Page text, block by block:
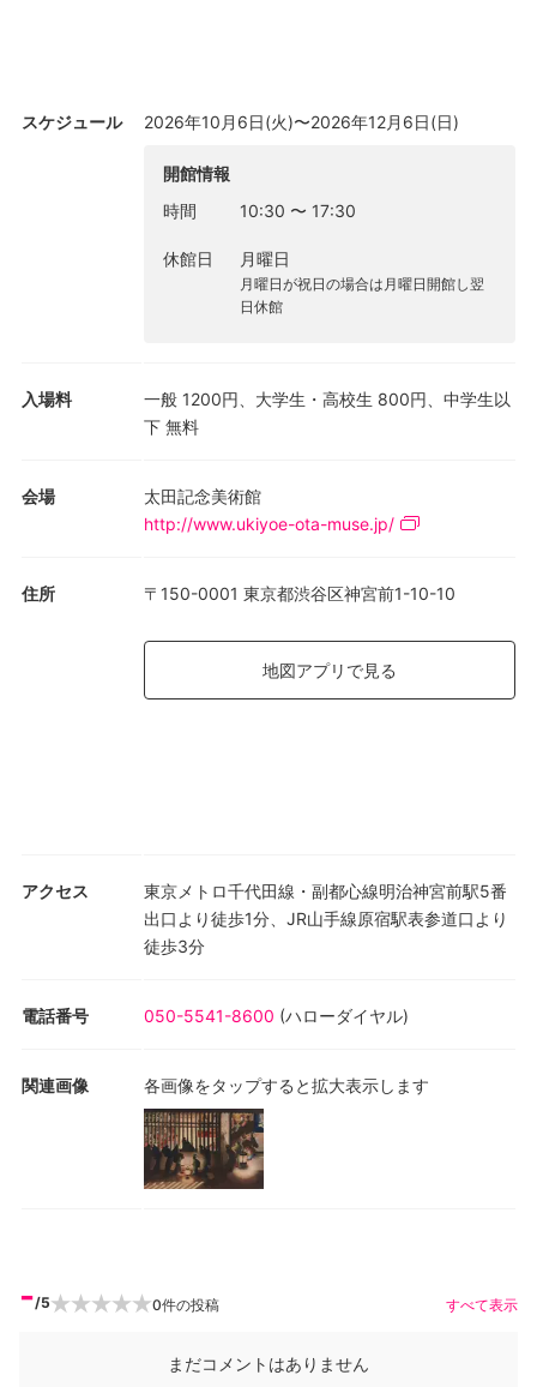
スケジュール 2026年10月6日(火)〜2026年12月6日(日)
開館情報
時間
10:30 〜 17:30
休館日 月曜日
月曜日が祝日の場合は月曜日開館し翌
日休館
入場料
一般 1200円、大学生・高校生 800円、中学生以
下 無料
会場
太田記念美術館
http://www.ukiyoe-ota-muse.jp/
住所 〒150-0001 東京都渋谷区神宮前1-10-10
地図アプリで見る
アクセス
東京メトロ千代田線・副都心線明治神宮前駅5番
出口より徒歩1分、JR山手線原宿駅表参道口より
徒歩3分
電話番号 050-5541-8600 (ハローダイヤル)
関連画像 各画像をタップすると拡大表示します
-/5 0件の投稿 すべて表示
まだコメントはありません